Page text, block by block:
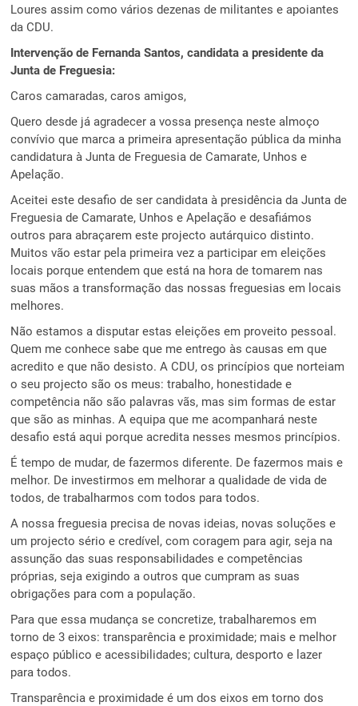
Loures assim como vários dezenas de militantes e apoiantes
da CDU.
Intervenção de Fernanda Santos, candidata a presidente da
Junta de Freguesia:
Caros camaradas, caros amigos,
Quero desde já agradecer a vossa presença neste almoço
convívio que marca a primeira apresentação pública da minha
candidatura à Junta de Freguesia de Camarate, Unhos e
Apelação.
Aceitei este desafio de ser candidata à presidência da Junta de
Freguesia de Camarate, Unhos e Apelação e desafiámos
outros para abraçarem este projecto autárquico distinto.
Muitos vão estar pela primeira vez a participar em eleições
locais porque entendem que está na hora de tomarem nas
suas mãos a transformação das nossas freguesias em locais
melhores.
Não estamos a disputar estas eleições em proveito pessoal.
Quem me conhece sabe que me entrego às causas em que
acredito e que não desisto. A CDU, os princípios que norteiam
o seu projecto são os meus: trabalho, honestidade e
competência não são palavras vãs, mas sim formas de estar
que são as minhas. A equipa que me acompanhará neste
desafio está aqui porque acredita nesses mesmos princípios.
É tempo de mudar, de fazermos diferente. De fazermos mais e
melhor. De investirmos em melhorar a qualidade de vida de
todos, de trabalharmos com todos para todos.
A nossa freguesia precisa de novas ideias, novas soluções e
um projecto sério e credível, com coragem para agir, seja na
assunção das suas responsabilidades e competências
próprias, seja exigindo a outros que cumpram as suas
obrigações para com a população.
Para que essa mudança se concretize, trabalharemos em
torno de 3 eixos: transparência e proximidade; mais e melhor
espaço público e acessibilidades; cultura, desporto e lazer
para todos.
Transparência e proximidade é um dos eixos em torno dos